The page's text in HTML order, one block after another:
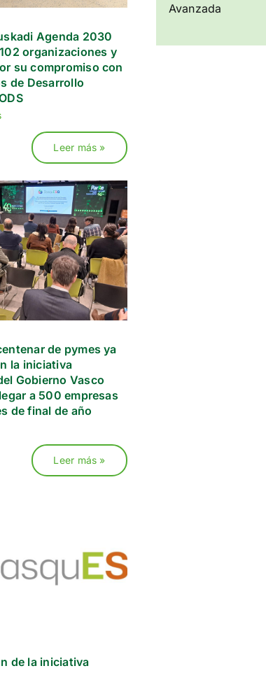
Agenda 2030
organizaciones y
su compromiso con
de Desarrollo
Leer más »
de pymes ya
la iniciativa
Gobierno Vasco
a 500 empresas
de final de año
Leer más »
de la iniciativa
Avanzada